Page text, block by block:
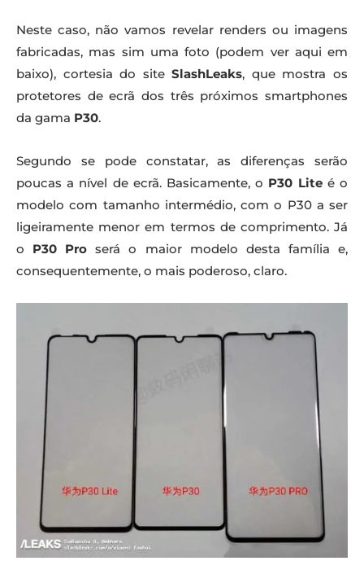
Neste caso, não vamos revelar renders ou imagens
fabricadas, mas sim uma foto (podem ver aqui em
baixo), cortesia do siteSlashLeaks, que mostra os
protetores de ecrã dos três próximos smartphones
da gama P30.
Segundo se pode constatar, as diferenças serão
poucas a nível de ecrã. Basicamente, o P30 Liteé o
modelo com tamanho intermédio, com o P30 a ser
ligeiramente menor em termos de comprimento. Já
o P30 Pro será o maior modelo desta família e,
consequentemente, o mais poderoso, claro.